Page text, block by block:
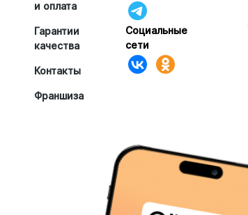
и оплата
Гарантии
качества
Контакты
Франшиза
Социальные
сети